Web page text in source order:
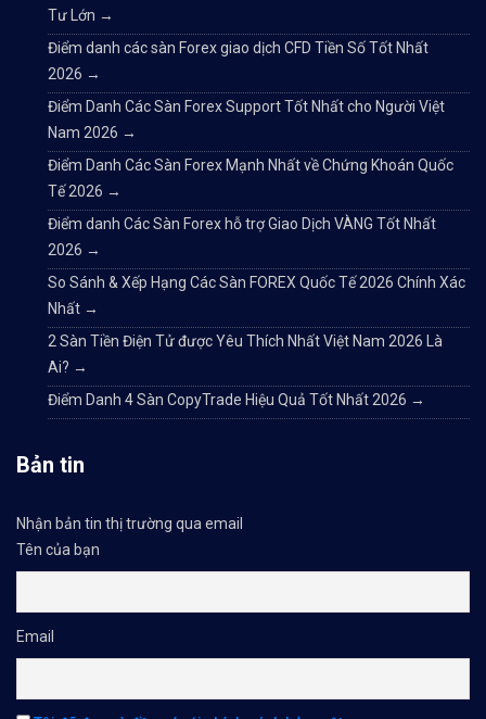
Tư Lớn →
Điểm danh các sàn Forex giao dịch CFD Tiền Số Tốt Nhất
2026 →
Điểm Danh Các Sàn Forex Support Tốt Nhất cho Người Việt
Nam 2026 →
Điểm Danh Các Sàn Forex Mạnh Nhất về Chứng Khoán Quốc
Tế 2026 →
Điểm danh Các Sàn Forex hỗ trợ Giao Dịch VÀNG Tốt Nhất
2026 →
So Sánh & Xếp Hạng Các Sàn FOREX Quốc Tế 2026 Chính Xác
Nhất →
2 Sàn Tiền Điện Tử được Yêu Thích Nhất Việt Nam 2026 Là
Ai? →
Điểm Danh 4 Sàn CopyTrade Hiệu Quả Tốt Nhất 2026 →
Bản tin
Nhận bản tin thị trường qua email
Tên của bạn
Email